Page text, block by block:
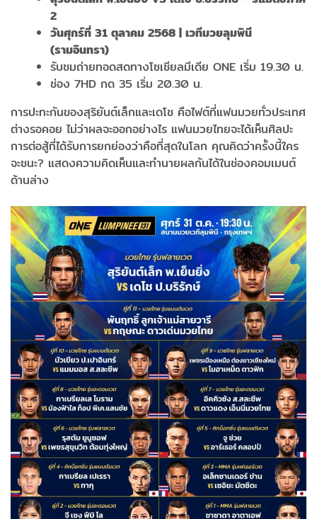
2
วันศุกร์ที่ 31 ตุลาคม 2568 | เวทีมวยลุมพินี
(รามอินทรา)
รับชมถ่ายทอดสดทางโซเชียลมีเดีย ONE เริ่ม 19.30 น.
ช่อง 7HD กด 35 เริ่ม 20.30 น.
การปะทะกันของสุริยันต์เล็กและเดโช คือไฟต์ที่แฟนมวยทั่วประเทศ
ต่างรอคอย ไม่ว่าผลจะออกอย่างไร แฟนมวยไทยจะได้เห็นศิลปะ
การต่อสู้ที่ได้รับการยกย่องว่าคือที่สุดในโลก คุณคิดว่าครั้งนี้ใคร
จะชนะ? แสดงความคิดเห็นและทำนายผลกันได้ในช่องคอมเมนต์
ด้านล่าง